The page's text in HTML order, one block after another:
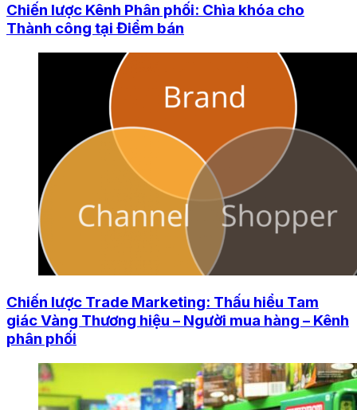
Chiến lược Kênh Phân phối: Chìa khóa cho
Thành công tại Điểm bán
Chiến lược Trade Marketing: Thấu hiểu Tam
giác Vàng Thương hiệu – Người mua hàng – Kênh
phân phối